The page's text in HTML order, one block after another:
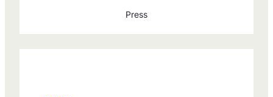
Press